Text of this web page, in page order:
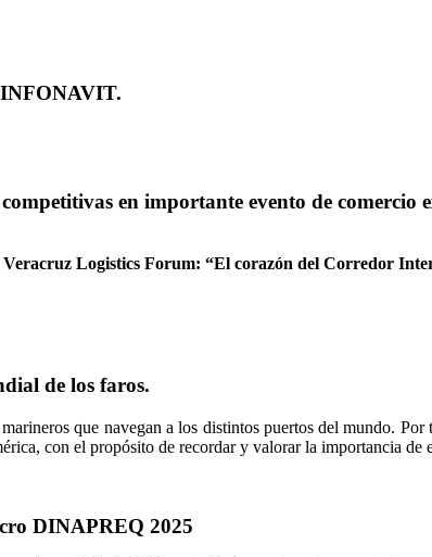
INFONAVIT.
en importante evento de comercio
Veracruz Logistics Forum: “El corazón del Corredor
de los faros.
que navegan a los distintos puertos del mundo.
con el propósito de recordar y valorar la importancia de
DINAPREQ 2025